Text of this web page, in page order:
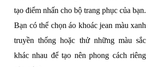
tạo điểm nhấn cho bộ trang phục của bạn.
Bạn có thể chọn áo khoác jean màu xanh
truyền thống hoặc thử những màu sắc
khác nhau để tạo nên phong cách riêng